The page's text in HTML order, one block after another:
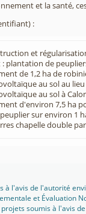
et la santé,
:
et
plantation de
de 1,2 ha de
au sol au lieu
au sol à
d'environ 7,5 ha
sur environ 1
chapelle double
à l'avis de l'autorité
et Évaluation
soumis à l'avis